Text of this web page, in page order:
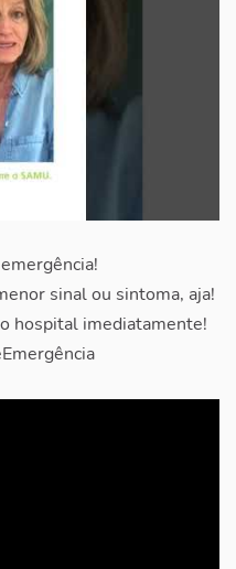
sinal ou sintoma, aja!
hospital imediatamente!